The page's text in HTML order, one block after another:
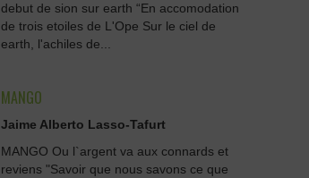
debut de sion sur earth “En accomodation
de trois etoiles de L'Ope Sur le ciel de
earth, l'achiles de...
MANGO
Jaime Alberto Lasso-Tafurt
MANGO Ou l`argent va aux connards et
reviens "Savoir que nous savons ce que